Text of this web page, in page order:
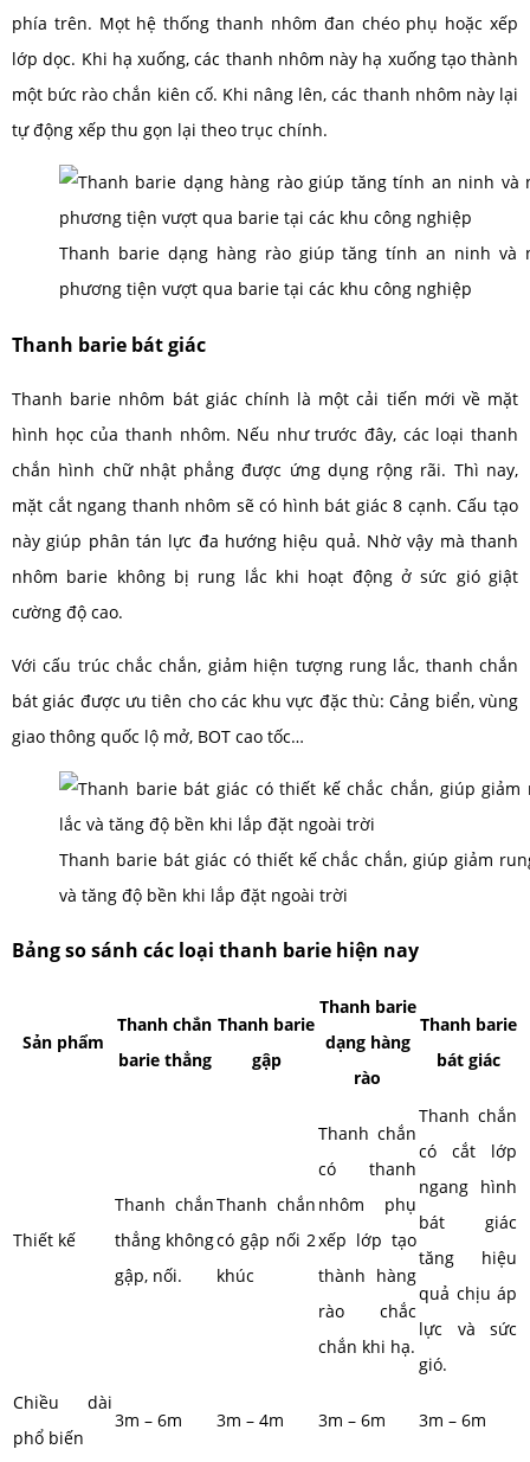
phía trên. Mọt hệ thống thanh nhôm đan chéo phụ hoặc xếp
lớp dọc. Khi hạ xuống, các thanh nhôm này hạ xuống tạo thành
một bức rào chắn kiên cố. Khi nâng lên, các thanh nhôm này lại
tự động xếp thu gọn lại theo trục chính.
Thanh barie dạng hàng rào giúp tăng tính an ninh và
phương tiện vượt qua barie tại các khu công nghiệp
Thanh barie bát giác
Thanh barie nhôm bát giác chính là một cải tiến mới về mặt
hình học của thanh nhôm. Nếu như trước đây, các loại thanh
chắn hình chữ nhật phẳng được ứng dụng rộng rãi. Thì nay,
mặt cắt ngang thanh nhôm sẽ có hình bát giác 8 cạnh. Cấu tạo
này giúp phân tán lực đa hướng hiệu quả. Nhờ vậy mà thanh
nhôm barie không bị rung lắc khi hoạt động ở sức gió giật
cường độ cao.
Với cấu trúc chắc chắn, giảm hiện tượng rung lắc, thanh chắn
bát giác được ưu tiên cho các khu vực đặc thù: Cảng biển, vùng
giao thông quốc lộ mở, BOT cao tốc…
Thanh barie bát giác có thiết kế chắc chắn, giúp giảm
và tăng độ bền khi lắp đặt ngoài trời
Bảng so sánh các loại thanh barie hiện nay
Sản phẩm
Thanh chắn
barie thẳng
Thanh barie
gập
Thanh barie
dạng hàng
rào
Thanh barie
bát giác
Thiết kế
Thanh chắn
thẳng không
gập, nối.
Thanh chắn
có gập nối 2
khúc
Thanh chắn
có thanh
nhôm phụ
xếp lớp tạo
thành hàng
rào chắc
chắn khi hạ.
Thanh chắn
có cắt lớp
ngang hình
bát giác
tăng hiệu
quả chịu áp
lực và sức
gió.
Chiều dài
phổ biến
3m – 6m 3m – 4m 3m – 6m 3m – 6m